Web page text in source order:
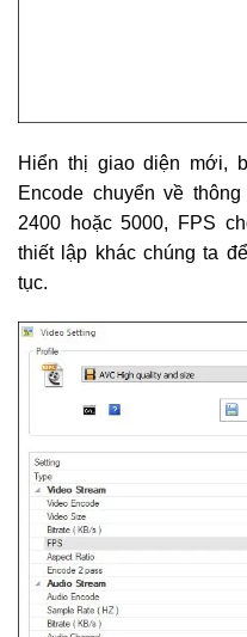
Hiển thị giao diện mới,
Encode chuyển về
2400 hoặc 5000, FPS
thiết lập khác chúng ta
tục.